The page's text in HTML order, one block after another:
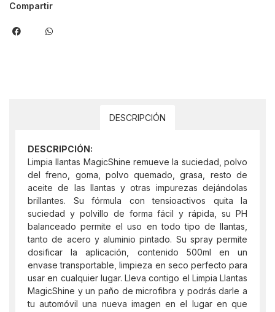
Compartir
DESCRIPCIÓN
DESCRIPCIÓN:
Limpia llantas MagicShine remueve la suciedad, polvo
del freno, goma, polvo quemado, grasa, resto de
aceite de las llantas y otras impurezas dejándolas
brillantes. Su fórmula con tensioactivos quita la
suciedad y polvillo de forma fácil y rápida, su PH
balanceado permite el uso en todo tipo de llantas,
tanto de acero y aluminio pintado. Su spray permite
dosificar la aplicación, contenido 500ml en un
envase transportable, limpieza en seco perfecto para
usar en cualquier lugar. Lleva contigo el Limpia Llantas
MagicShine y un paño de microfibra y podrás darle a
tu automóvil una nueva imagen en el lugar en que